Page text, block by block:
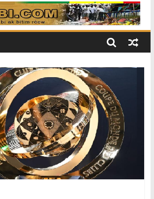
sélectionneurs sur 10 déjà partis
Sécheresse: Faut-il stocker l’eau?
À Ceuta, le bilan des morts monte à
75 côté espagnol, 11 côté marocain